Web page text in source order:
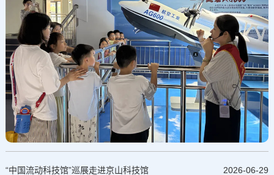
活动，让孩子们直观了解我国科技创新成果，增强防溺水安全意识。
本次活动的核心亮点为趣味科技小制作课程，由科普辅导员带领孩子
们动手制作加农炮模型。课堂上，辅导员用通俗的语言讲解基础原
理，介绍模型制作流程与要点。孩子们对制作表现出极大的热情，一
步步认真完成零件拼接、组装调试，在亲手实操的过程中充分感受科
学奥秘，有效锻炼了动手能力。
“中国流动科技馆”巡展走进京山科技馆
2026-06-29